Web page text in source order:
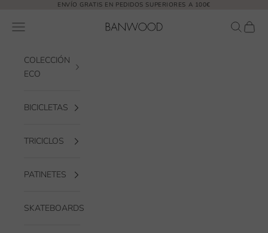
ENVÍO GRATIS EN PEDIDOS SUPERIORES A 100€
Banwood EUR
Abrir menú de navegación AbrirAbrir
COLECCIÓN
ECO
BICICLETAS
TRICICLOS
PATINETES
SKATEBOARDS